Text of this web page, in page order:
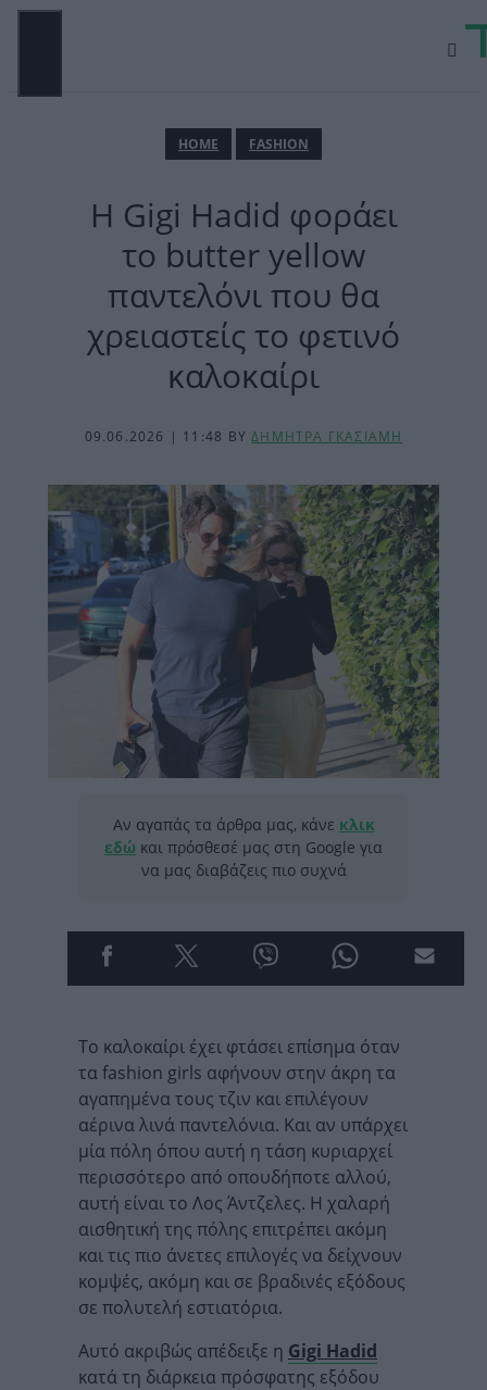
Μετάβαση
ΗΟΜΕ FASHION
Η Gigi Hadid φοράει
το butter yellow
παντελόνι που θα
χρειαστείς το φετινό
καλοκαίρι
09.06.2026 | 11:48 BYΔΗΜΗΤΡΑ ΓΚΑΣΙΑΜΗ
Αν αγαπάς τα άρθρα μας, κάνε κλικ
εδώ και πρόσθεσέ μας στη Google για
να μας διαβάζεις πιο συχνά
Το καλοκαίρι έχει φτάσει επίσημα όταν
τα fashion girls αφήνουν στην άκρη τα
αγαπημένα τους τζιν και επιλέγουν
αέρινα λινά παντελόνια. Και αν υπάρχει
μία πόλη όπου αυτή η τάση κυριαρχεί
περισσότερο από οπουδήποτε αλλού,
αυτή είναι το Λος Άντζελες. Η χαλαρή
αισθητική της πόλης επιτρέπει ακόμη
και τις πιο άνετες επιλογές να δείχνουν
κομψές, ακόμη και σε βραδινές εξόδους
σε πολυτελή εστιατόρια.
Αυτό ακριβώς απέδειξε η Gigi Hadid
κατά τη διάρκεια πρόσφατης εξόδου